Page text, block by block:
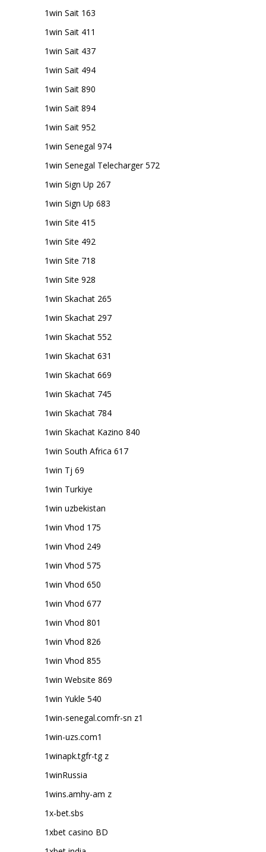
1win Sait 163
1win Sait 411
1win Sait 437
1win Sait 494
1win Sait 890
1win Sait 894
1win Sait 952
1win Senegal 974
1win Senegal Telecharger 572
1win Sign Up 267
1win Sign Up 683
1win Site 415
1win Site 492
1win Site 718
1win Site 928
1win Skachat 265
1win Skachat 297
1win Skachat 552
1win Skachat 631
1win Skachat 669
1win Skachat 745
1win Skachat 784
1win Skachat Kazino 840
1win South Africa 617
1win Tj 69
1win Turkiye
1win uzbekistan
1win Vhod 175
1win Vhod 249
1win Vhod 575
1win Vhod 650
1win Vhod 677
1win Vhod 801
1win Vhod 826
1win Vhod 855
1win Website 869
1win Yukle 540
1win-senegal.comfr-sn z1
1win-uzs.com1
1winapk.tgfr-tg z
1winRussia
1wins.amhy-am z
1x-bet.sbs
1xbet casino BD